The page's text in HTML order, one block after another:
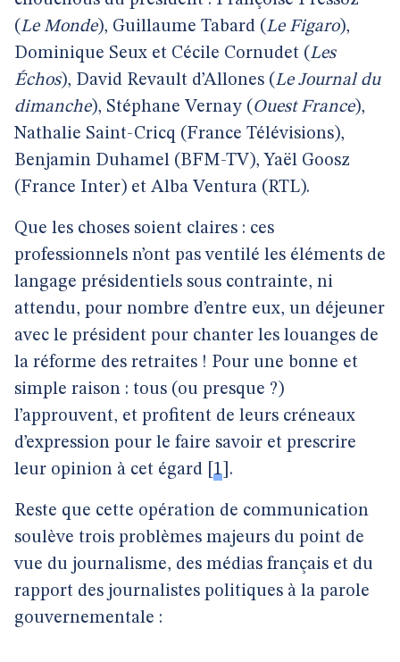
(Le Monde), Guillaume Tabard (Le Figaro),
Dominique Seux et Cécile Cornudet (Les
Échos), David Revault d’Allones (Le Journal du
dimanche), Stéphane Vernay ( Ouest France),
Nathalie Saint-Cricq (France Télévisions),
Benjamin Duhamel (BFM-TV), Yaël Goosz
(France Inter) et Alba Ventura (RTL).
Que les choses soient claires : ces
professionnels n’ont pas ventilé les éléments de
langage présidentiels sous contrainte, ni
attendu, pour nombre d’entre eux, un déjeuner
avec le président pour chanter les louanges de
la réforme des retraites ! Pour une bonne et
simple raison : tous (ou presque ?)
l’approuvent, et profitent de leurs créneaux
d’expression pour le faire savoir et prescrire
leur opinion à cet égard 1 .
Reste que cette opération de communication
soulève trois problèmes majeurs du point de
vue du journalisme, des médias français et du
rapport des journalistes politiques à la parole
gouvernementale :